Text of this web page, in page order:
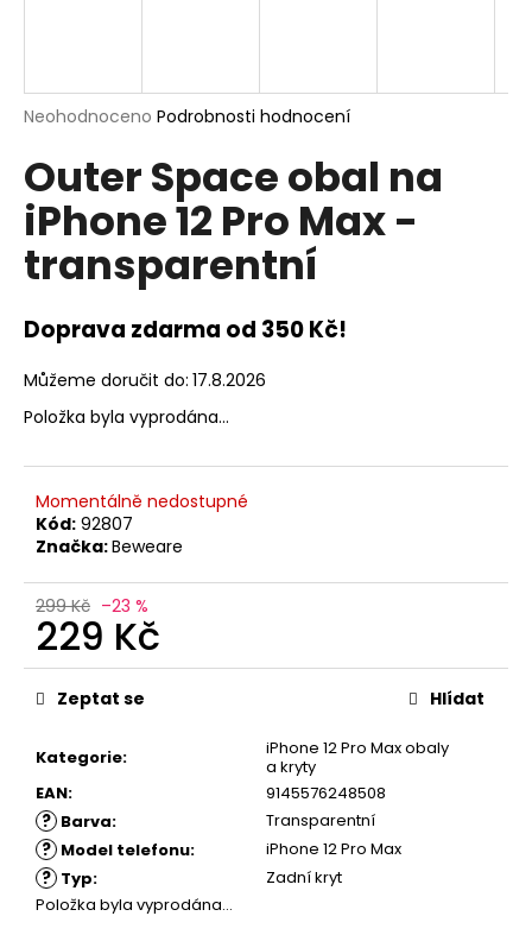
Průměrné
produktu
je
0,0
5
hvězdiček.
Neohodnoceno Podrobnosti hodnocení
Outer Space obal na
iPhone 12 Pro Max -
transparentní
Doprava zdarma od 350 Kč!
Můžeme doručit do: 17.8.2026
Položka byla vyprodána…
Momentálně nedostupné
Kód: 92807
Značka:Beweare
299 Kč –23 %
229 Kč
Měrná
cena:
Kategorie:
iPhone 12 Pro Max obaly
a kryty
EAN: 9145576248508
? Barva: Transparentní
? Model telefonu: iPhone 12 Pro Max
? Typ:
Zadní kryt
Položka byla vyprodána…
Zeptat se Hlídat
í
t
?
HLEDAT
D
o
p
o
u
č
u
j
e
m
e